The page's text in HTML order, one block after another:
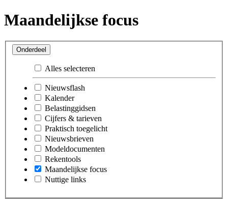
Maandelijkse focus
Onderdeel
Alles selecteren
Nieuwsflash
Kalender
Belastinggidsen
Cijfers & tarieven
Praktisch toegelicht
Nieuwsbrieven
Modeldocumenten
Rekentools
Maandelijkse focus
Nuttige links